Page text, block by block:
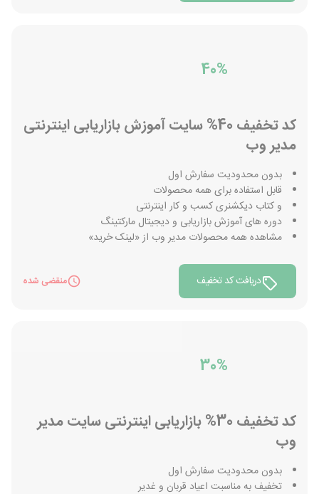
40%
کد تخفیف 40% سایت آموزش بازاریابی اینترنتی
مدیر وب
بدون محدودیت سفارش اول
قابل استفاده برای همه محصولات
و کتاب دیکشنری کسب و کار اینترنتی
دوره های آموزش بازاریابی و دیجیتال مارکتینگ
مشاهده همه محصولات مدیر وب از «لینک خرید»
دریافت کد تخفیف منقضی شده
30%
کد تخفیف 30% بازاریابی اینترنتی سایت مدیر
وب
بدون محدودیت سفارش اول
تخفیف به مناسبت اعیاد قربان و غدیر